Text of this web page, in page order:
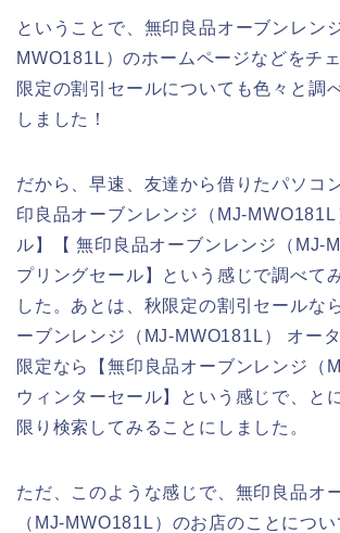
ということで、無印良品オーブンレン
MWO181L）のホームページなどをチ
限定の割引セールについても色々と調
しました！
だから、早速、友達から借りたパソコ
印良品オーブンレンジ（
ル】【 無印良品オーブンレンジ（
プリングセール】という感じで調べて
した。あとは、秋限定の割引セールな
ーブンレンジ（MJ‐MWO181L） オー
限定なら【無印良品オーブンレンジ（
ウィンターセール】という感じで、と
限り検索してみることにしました。
ただ、このような感じで、無印良品オ
（MJ‐MWO181L）のお店のことにつ